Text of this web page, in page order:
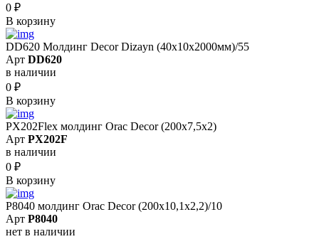
0 ₽
В корзину
DD620 Молдинг Decor Dizayn (40х10x2000мм)/55
Арт DD620
в наличии
0 ₽
В корзину
PX202Flex молдинг Orac Decor (200x7,5x2)
Арт PX202F
в наличии
0 ₽
В корзину
P8040 молдинг Orac Decor (200x10,1x2,2)/10
Арт P8040
нет в наличии